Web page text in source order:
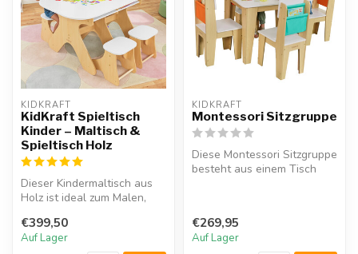
KIDKRAFT
KidKraft Spieltisch
Kinder – Maltisch &
Spieltisch Holz
Dieser Kindermaltisch aus
Holz ist ideal zum Malen,
au...
€399,50
Auf Lager
KIDKRAFT
Montessori Sitzgruppe
Diese Montessori Sitzgruppe
besteht aus einem Tisch
€269,95
Auf Lager